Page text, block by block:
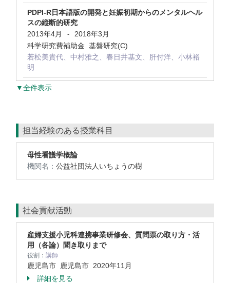
PDPI-R日本語版の開発と妊娠初期からのメンタルヘル
スの縦断的研究
2013年4月
-
2018年3月
科学研究費補助金 基盤研究(C)
若松美貴代、中村雅之、春日井基文、肝付洋、小林裕
明
▼全件表示
担当経験のある授業科目
母性看護学概論
機関名： 公益社団法人いちょうの樹
社会貢献活動
産婦支援小児科連携事業研修会、質問票の取り方・活
用（各論）聞き取りまで
役割： 講師
鹿児島市 鹿児島市 2020年11月
詳細を見る